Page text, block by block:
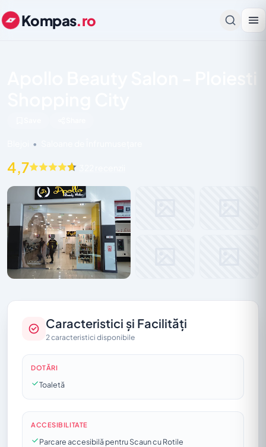
Kompas.ro
•
4,7
Caracteristici și Facilități
2 caracteristici disponibile
DOTĂRI
Toaletă
ACCESIBILITATE
Parcare accesibilă pentru Scaun cu Rotile